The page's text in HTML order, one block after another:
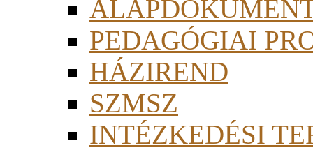
PEDAGÓGIAI
HÁZIREND
SZMSZ
INTÉZKEDÉSI